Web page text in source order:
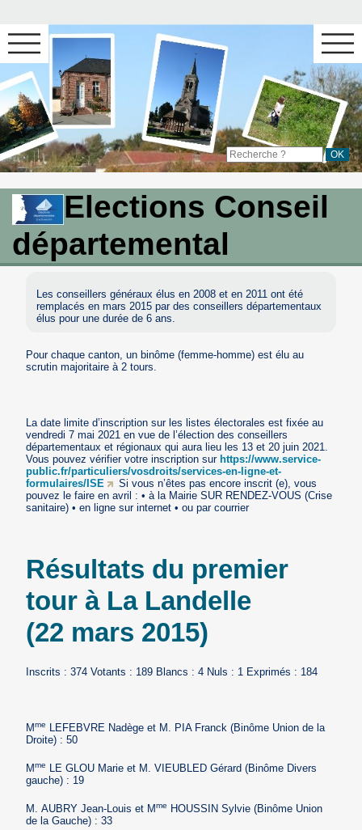
Elections Conseil
départemental
Les conseillers généraux élus en 2008 et en 2011 ont été
remplacés en mars 2015 par des conseillers départementaux
élus pour une durée de 6 ans.
Pour chaque canton, un binôme (femme-homme) est élu au
scrutin majoritaire à 2 tours.
La date limite d’inscription sur les listes électorales est fixée au
vendredi 7 mai 2021 en vue de l’élection des conseillers
départementaux et régionaux qui aura lieu les 13 et 20 juin 2021.
Vous pouvez vérifier votre inscription sur https://www.service-
public.fr/particuliers/vosdroits/services-en-ligne-et-
formulaires/ISE
Si vous n’êtes pas encore inscrit (e), vous
pouvez le faire en avril : • à la Mairie SUR RENDEZ-VOUS (Crise
sanitaire) • en ligne sur internet • ou par courrier
Résultats du premier
tour à La Landelle
(22 mars 2015)
Inscrits : 374 Votants : 189 Blancs : 4 Nuls : 1 Exprimés : 184
Mme
LEFEBVRE Nadège et M. PIA Franck (Binôme Union de la
Droite) : 50
Mme
LE GLOU Marie et M. VIEUBLED Gérard (Binôme Divers
gauche) : 19
M. AUBRY Jean-Louis et Mme
HOUSSIN Sylvie (Binôme Union
de la Gauche) : 33